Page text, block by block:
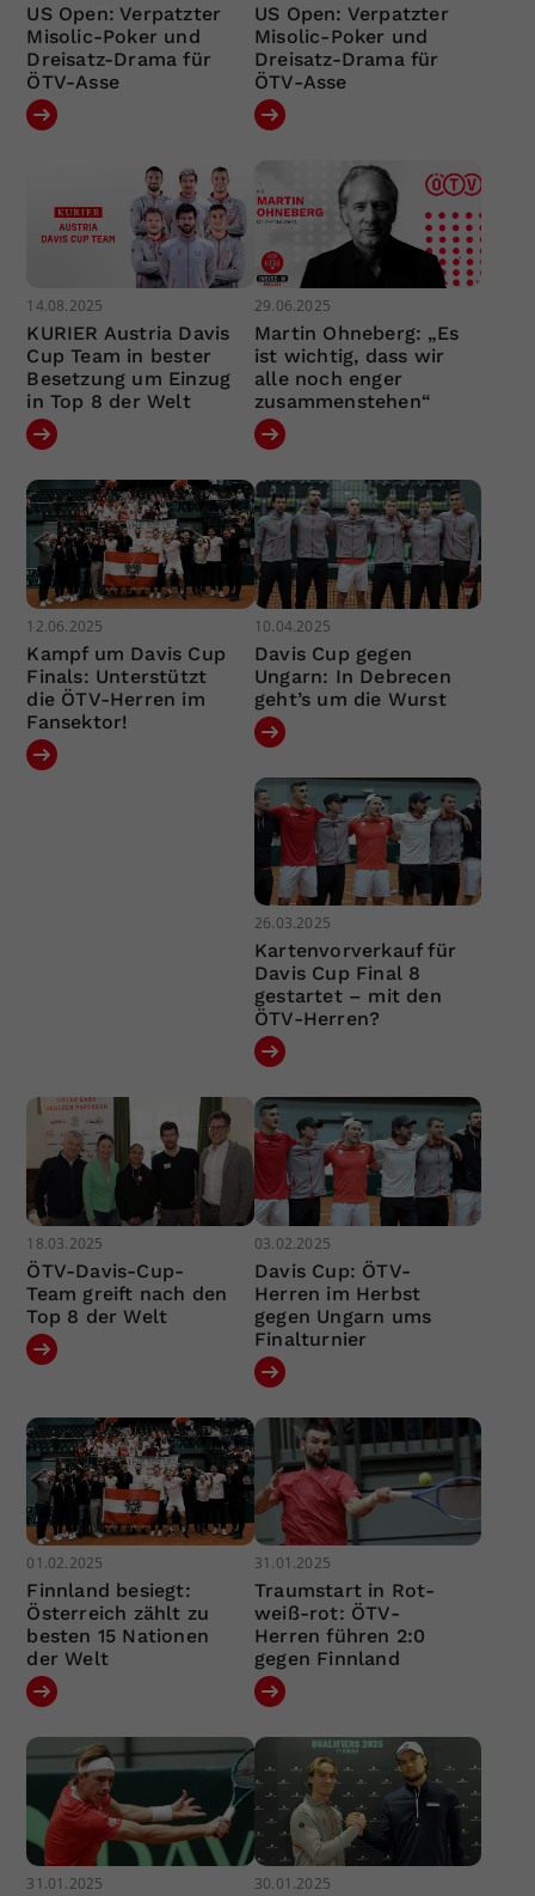
US Open: Verpatzter
Misolic-Poker und
Dreisatz-Drama für
ÖTV-Asse
US Open: Verpatzter
Misolic-Poker und
Dreisatz-Drama für
ÖTV-Asse
14.08.2025
KURIER Austria Davis
Cup Team in bester
Besetzung um Einzug
in Top 8 der Welt
29.06.2025
Martin Ohneberg: „Es
ist wichtig, dass wir
alle noch enger
zusammenstehen“
12.06.2025
Kampf um Davis Cup
Finals: Unterstützt
die ÖTV-Herren im
Fansektor!
10.04.2025
Davis Cup gegen
Ungarn: In Debrecen
geht’s um die Wurst
26.03.2025
Kartenvorverkauf für
Davis Cup Final 8
gestartet – mit den
ÖTV-Herren?
18.03.2025
ÖTV-Davis-Cup-
Team greift nach den
Top 8 der Welt
03.02.2025
Davis Cup: ÖTV-
Herren im Herbst
gegen Ungarn ums
Finalturnier
01.02.2025
Finnland besiegt:
Österreich zählt zu
besten 15 Nationen
der Welt
31.01.2025
Traumstart in Rot-
weiß-rot: ÖTV-
Herren führen 2:0
gegen Finnland
31.01.2025 30.01.2025